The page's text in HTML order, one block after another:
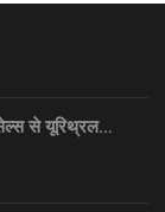
से यूरिथ्रल…